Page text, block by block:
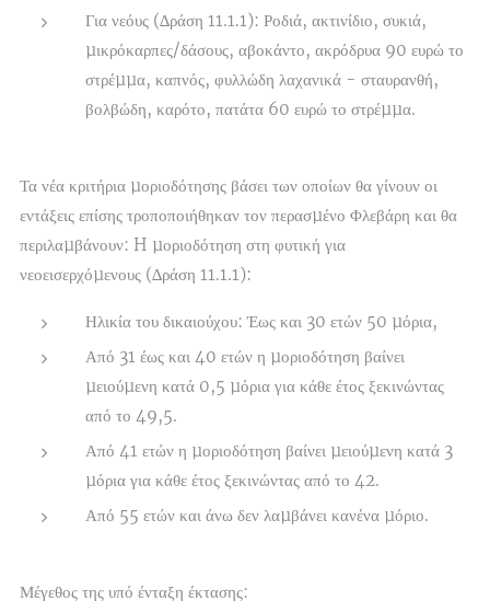
Για νεόυς (∆ράση 11.1.1): Ροδιά, ακτινίδιο, συκιά,
µικρόκαρπες/δάσους, αβοκάντο, ακρόδρυα 90 ευρώ το
στρέµµα, καπνός, φυλλώδη λαχανικά - σταυρανθή,
βολβώδη, καρότο, πατάτα 60 ευρώ το στρέµµα.
Τα νέα κριτήρια µοριοδότησης βάσει των οποίων θα γίνουν οι
εντάξεις επίσης τροποποιήθηκαν τον περασµένο Φλεβάρη και θα
περιλαµβάνουν: H µοριοδότηση στη φυτική για
νεοεισερχόµενους (∆ράση 11.1.1):
Ηλικία του δικαιούχου: Έως και 30 ετών 50 µόρια,
Από 31 έως και 40 ετών η µοριοδότηση βαίνει
µειούµενη κατά 0,5 µόρια για κάθε έτος ξεκινώντας
από το 49,5.
Από 41 ετών η µοριοδότηση βαίνει µειούµενη κατά 3
µόρια για κάθε έτος ξεκινώντας από το 42.
Από 55 ετών και άνω δεν λαµβάνει κανένα µόριο.
Μέγεθος της υπό ένταξη έκτασης: